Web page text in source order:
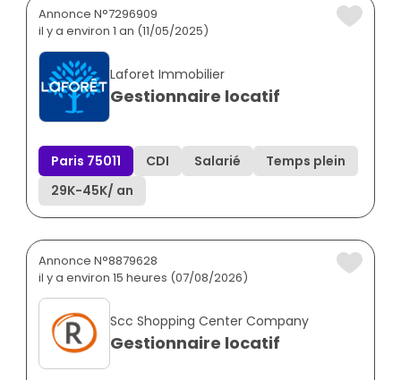
Annonce N°7296909
il y a environ 1 an (11/05/2025)
Laforet Immobilier
Gestionnaire locatif
Paris 75011 CDI Salarié
Temps plein
29K-45K/ an
Annonce N°8879628
il y a environ 15 heures (07/08/2026)
Scc Shopping Center Company
Gestionnaire locatif